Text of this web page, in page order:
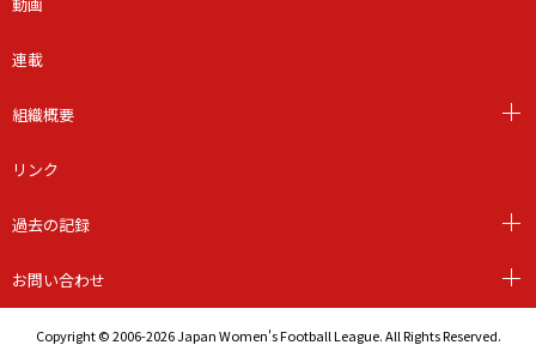
連載
組織概要
リンク
過去の記録
お問い合わせ
Copyright © 2006-2026 Japan Women's Football League. All Rights Reserved.